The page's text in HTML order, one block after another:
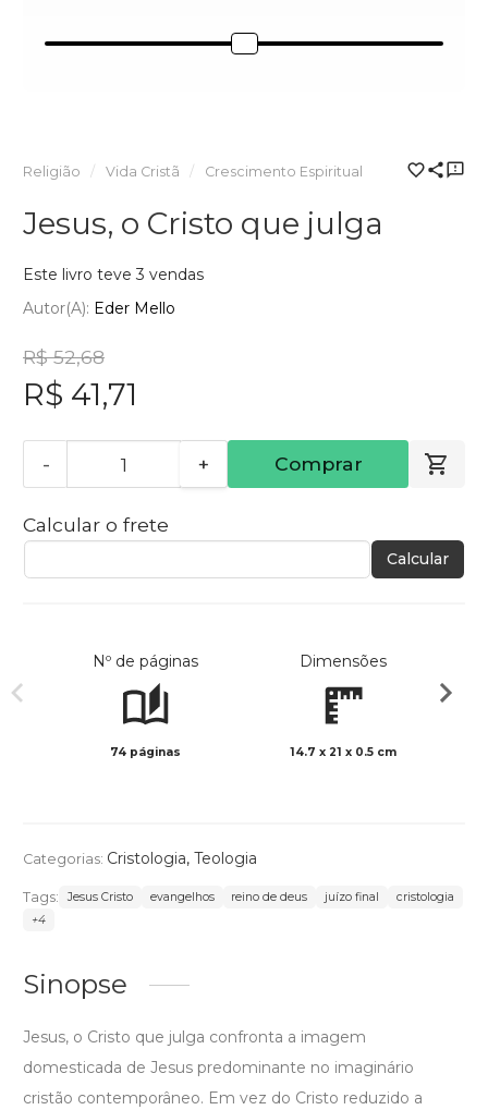
Religião Vida Cristã Crescimento Espiritual
Jesus, o Cristo que julga
Este livro teve 3 vendas
Autor(a): Eder Mello
R$ 52,68
R$ 41,71
- + Comprar
Calcular o frete
Calcular
Nº de páginas
74 páginas
Dimensões
14.7 x 21 x 0.5 cm
Categorias: Cristologia, Teologia
Tags: Jesus Cristo evangelhos reino de deus juízo final
cristologia
+4
Sinopse
Jesus, o Cristo que julga confronta a imagem
domesticada de Jesus predominante no imaginário
cristão contemporâneo. Em vez do Cristo reduzido a